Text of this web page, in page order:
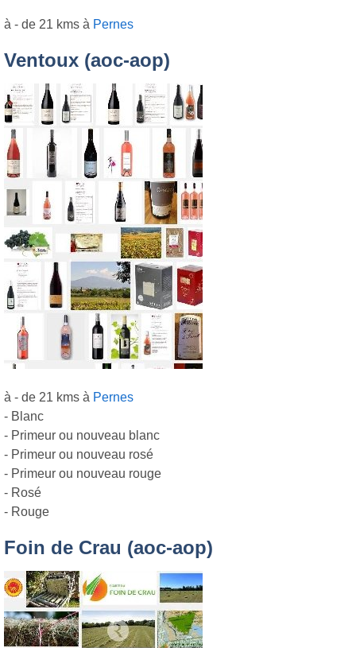
à - de 21 kms à Pernes
Ventoux (aoc-aop)
à - de 21 kms à Pernes
- Blanc
- Primeur ou nouveau blanc
- Primeur ou nouveau rosé
- Primeur ou nouveau rouge
- Rosé
- Rouge
Foin de Crau (aoc-aop)